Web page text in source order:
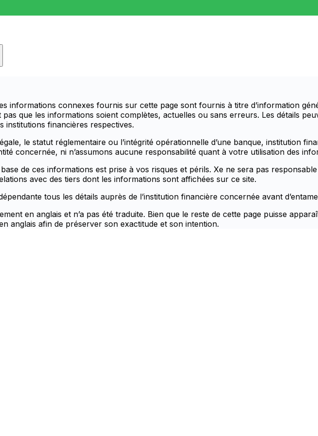
informations connexes fournis sur cette page sont fournis à titre d’information
pas que les informations soient complètes, actuelles ou sans erreurs. Les détails
institutions financières respectives.
le statut réglementaire ou l’intégrité opérationnelle d’une banque, institution
concernée, ni n’assumons aucune responsabilité quant à votre utilisation des
de ces informations est prise à vos risques et périls. Xe ne sera pas
avec des tiers dont les informations sont affichées sur ce site.
tous les détails auprès de l’institution financière concernée avant
en anglais et n’a pas été traduite. Bien que le reste de cette page puisse
anglais afin de préserver son exactitude et son intention.